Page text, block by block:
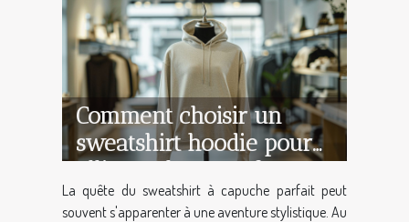
Comment choisir un
sweatshirt hoodie pour
allier style et confort
La quête du sweatshirt à capuche parfait peut
souvent s'apparenter à une aventure stylistique. Au